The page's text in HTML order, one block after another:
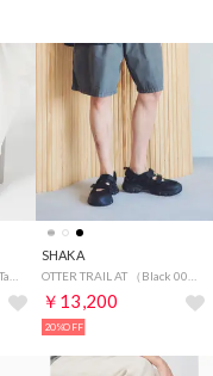
SHAKA
￥13,200
20%OFF